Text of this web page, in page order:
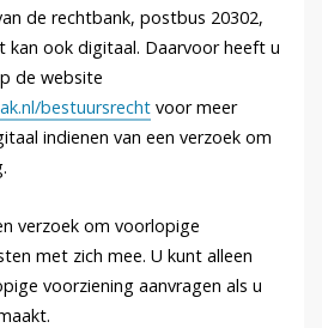
de rechtbank, postbus 20302,
kan ook digitaal. Daarvoor heeft u
de website
bestuursrecht voor meer
indienen van een verzoek om
verzoek om voorlopige
met zich mee. U kunt alleen
voorziening aanvragen als u